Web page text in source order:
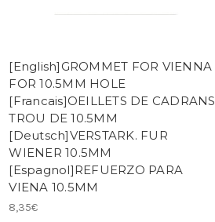
[English]GROMMET FOR VIENNA
FOR 10.5MM HOLE
[Francais]OEILLETS DE CADRANS
TROU DE 10.5MM
[Deutsch]VERSTARK. FUR
WIENER 10.5MM
[Espagnol]REFUERZO PARA
VIENA 10.5MM
8,35€